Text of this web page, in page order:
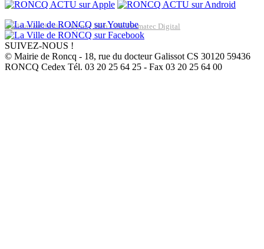
Réalisation du site: Agence Web Lille Promatec Digital
SUIVEZ-NOUS !
© Mairie de Roncq - 18, rue du docteur Galissot CS 30120 59436
RONCQ Cedex Tél. 03 20 25 64 25 - Fax 03 20 25 64 00